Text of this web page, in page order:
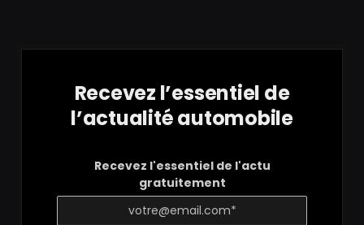
Recevez l’essentiel de
l’actualité automobile
Recevez l'essentiel de l'actu
gratuitement